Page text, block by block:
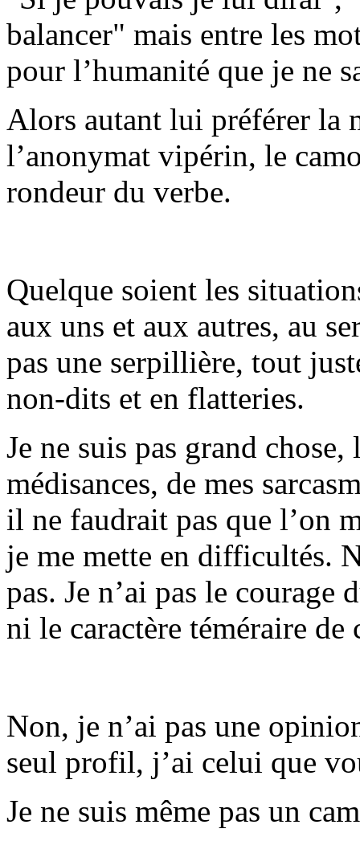
balancer" mais entre les
pour l’humanité que je ne
Alors autant lui préférer la
l’anonymat vipérin, le
rondeur du verbe.
Quelque soient les
aux uns et aux autres, au
pas une serpillière, tout
non-dits et en flatteries.
Je ne suis pas grand
médisances, de mes
il ne faudrait pas que l’on
je me mette en difficultés.
pas. Je n’ai pas le
ni le caractère téméraire
Non, je n’ai pas une
seul profil, j’ai celui que
Je ne suis même pas un